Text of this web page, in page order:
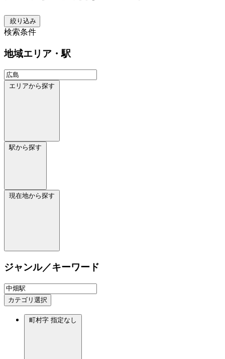
絞り込み
検索条件
地域エリア・駅
エリアから探す
駅から探す
現在地から探す
ジャンル／キーワード
カテゴリ選択
町村字 指定なし